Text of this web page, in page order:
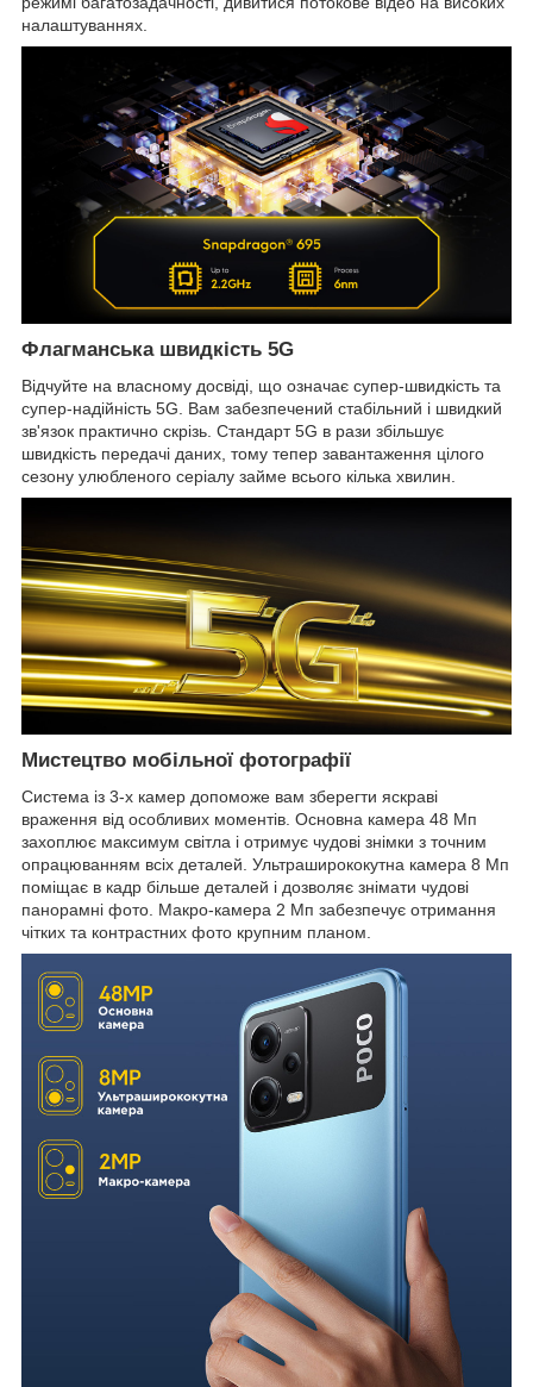
налаштуваннях.
Флагманська швидкість 5G
Відчуйте на власному досвіді, що означає супер-швидкість та
супер-надійність 5G. Вам забезпечений стабільний і швидкий
зв'язок практично скрізь. Стандарт 5G в рази збільшує
швидкість передачі даних, тому тепер завантаження цілого
сезону улюбленого серіалу займе всього кілька хвилин.
Мистецтво мобільної фотографії
Система із 3-х камер допоможе вам зберегти яскраві
враження від особливих моментів. Основна камера 48 Мп
захоплює максимум світла і отримує чудові знімки з точним
опрацюванням всіх деталей. Ультраширококутна камера 8 Мп
поміщає в кадр більше деталей і дозволяє знімати чудові
панорамні фото. Макро-камера 2 Мп забезпечує отримання
чітких та контрастних фото крупним планом.